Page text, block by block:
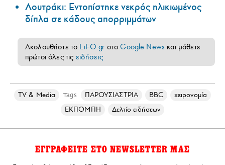
Λουτράκι: Εντοπίστηκε νεκρός ηλικιωμένος
δίπλα σε κάδους απορριμμάτων
Ακολουθήστε το LiFO.gr στοGoogle News και μάθετε
πρώτοι όλες τις ειδήσεις
TV & Media Tags ΠΑΡΟΥΣΙΑΣΤΡΙΑ BBC
χειρονομία
ΕΚΠΟΜΠΗ
Δελτίο ειδήσεων
ΕΓΓΡΑΦΕΙΤΕ ΣΤΟ NEWSLETTER ΜΑΣ